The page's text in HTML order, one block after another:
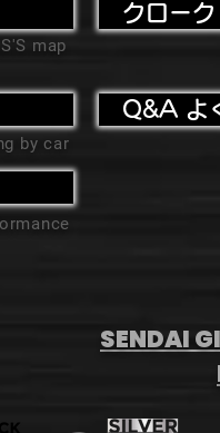
map
クローク
by car
Q&A よ
SENDAI